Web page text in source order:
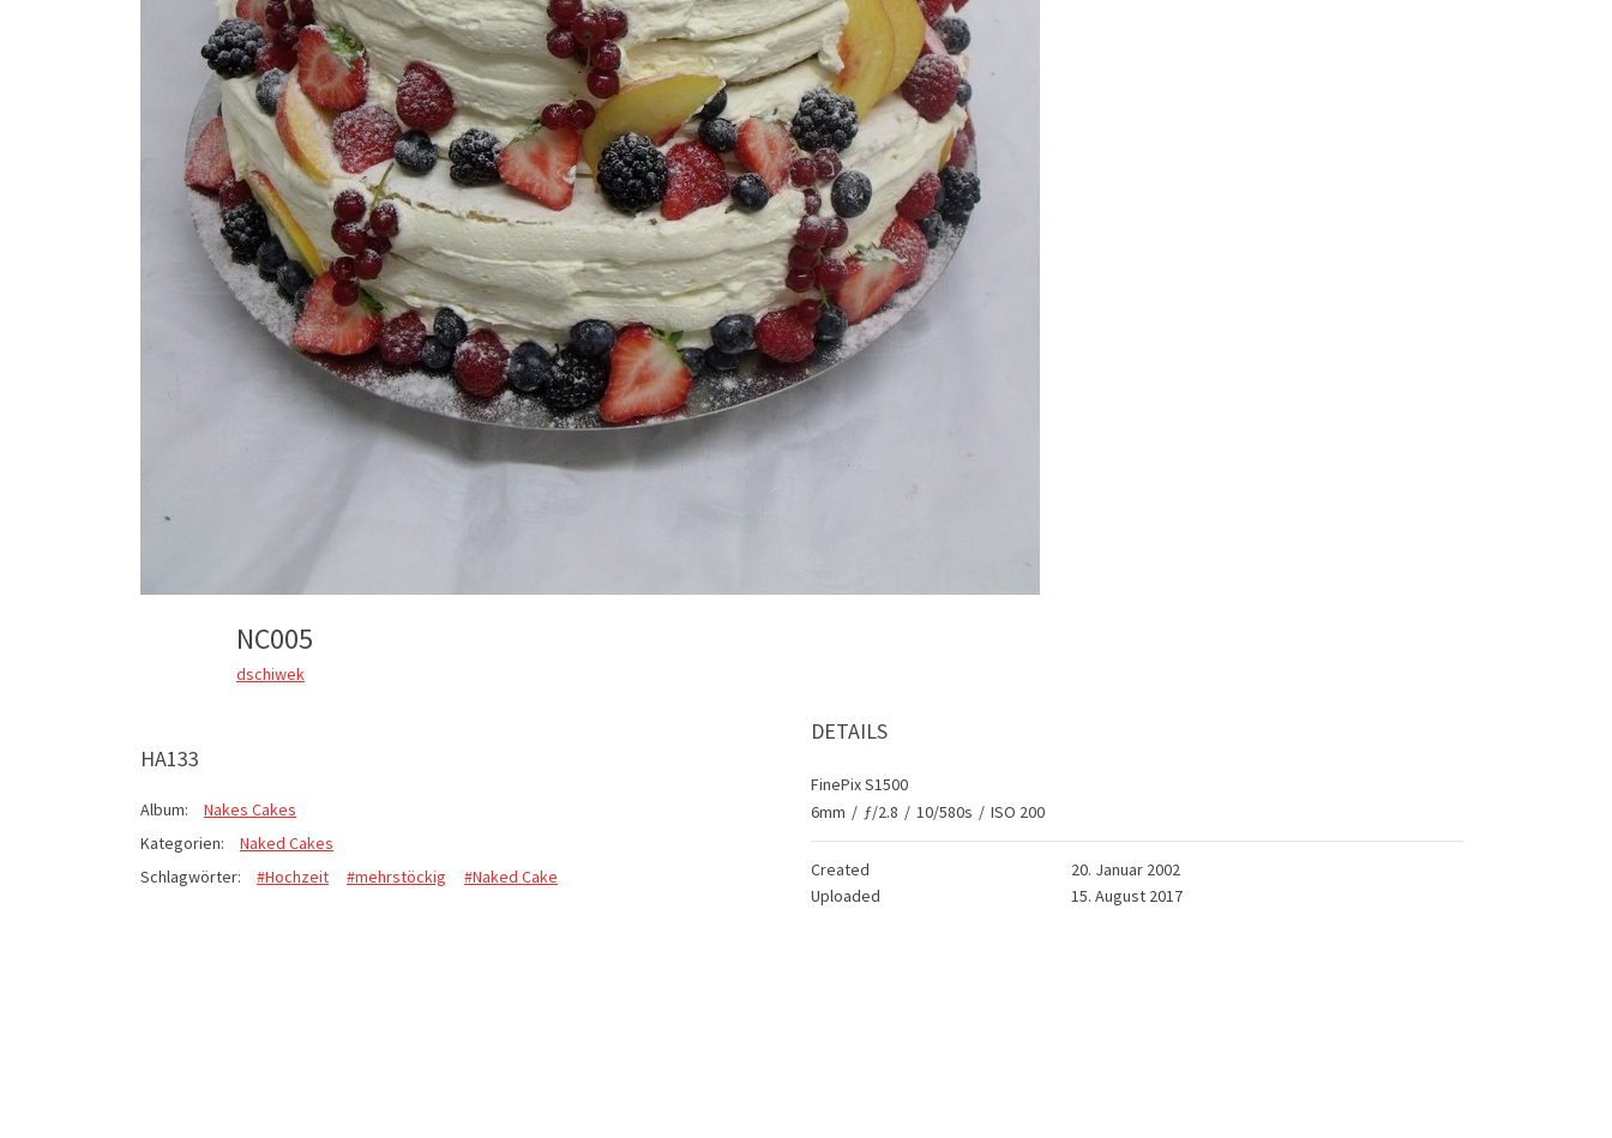
NC005
dschiwek
HA133
Album:
Nakes Cakes
Kategorien:
Naked Cakes
Schlagwörter:
#Hochzeit #mehrstöckig #Naked Cake
DETAILS
FinePix S1500
6mm / ƒ/2.8 / 10/580s / ISO 200
Created
20. Januar 2002
Uploaded
15. August 2017